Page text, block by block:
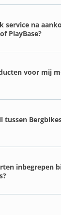
service na
PlayBase?
voor mij
tussen
inbegrepen